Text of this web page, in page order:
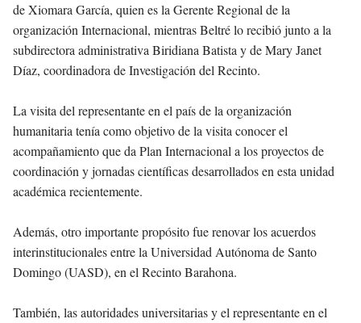
de Xiomara García, quien es la Gerente Regional de la
organización Internacional, mientras Beltré lo recibió junto a la
subdirectora administrativa Biridiana Batista y de Mary Janet
Díaz, coordinadora de Investigación del Recinto.
La visita del representante en el país de la organización
humanitaria tenía como objetivo de la visita conocer el
acompañamiento que da Plan Internacional a los proyectos de
coordinación y jornadas científicas desarrollados en esta unidad
académica recientemente.
Además, otro importante propósito fue renovar los acuerdos
interinstitucionales entre la Universidad Autónoma de Santo
Domingo (UASD), en el Recinto Barahona.
También, las autoridades universitarias y el representante en el